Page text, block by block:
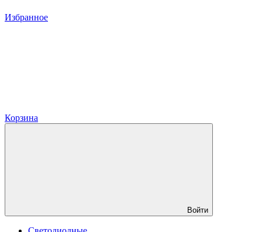
Избранное
Корзина
Войти